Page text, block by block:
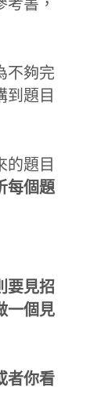
書，
不夠完
到題目
的題目
每個題
要見招
一個見
者你看